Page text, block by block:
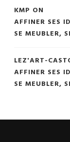
KMP ON
AFFINER SES
SE MEUBLER,
LEZ'ART-
AFFINER SES
SE MEUBLER,